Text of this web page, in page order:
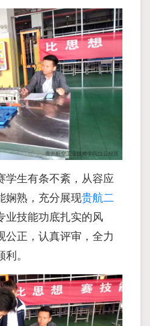
学生有条不紊，从容应
娴熟，充分展现贵航二
业技能功底扎实的风
公正，认真评审，全力
。